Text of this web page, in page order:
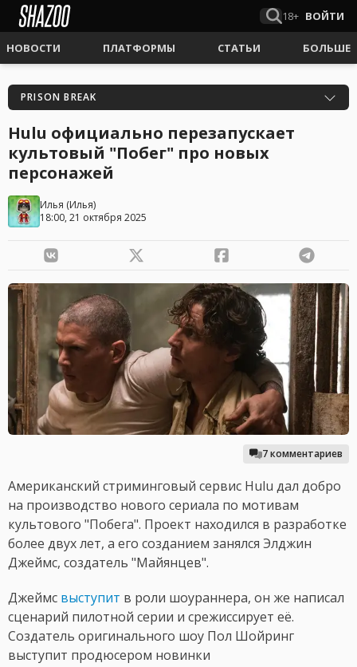
18+ ВОЙТИ
НОВОСТИ ПЛАТФОРМЫ СТАТЬИ БОЛЬШЕ
PRISON BREAK
Hulu официально перезапускает
культовый "Побег" про новых
персонажей
Илья (Илья)
18:00, 21 октября 2025
7 комментариев
Американский стриминговый сервис Hulu дал добро
на производство нового сериала по мотивам
культового "Побега". Проект находился в разработке
более двух лет, а его созданием занялся Элджин
Джеймс, создатель "Майянцев".
Джеймс выступит в роли шоураннера, он же написал
сценарий пилотной серии и срежиссирует её.
Создатель оригинального шоу Пол Шойринг
выступит продюсером новинки